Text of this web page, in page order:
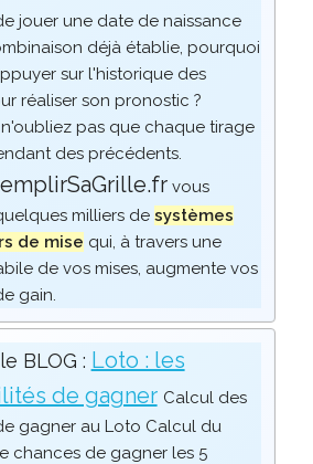
jouer une date de naissance
déjà établie, pourquoi
sur l'historique des
réaliser son pronostic ?
pas que chaque tirage
des précédents.
vous
milliers de systèmes
de mise qui, à travers une
de vos mises, augmente vos
gain.
BLOG : Loto : les
de gagner Calcul des
gagner au Loto Calcul du
chances de gagner les 5